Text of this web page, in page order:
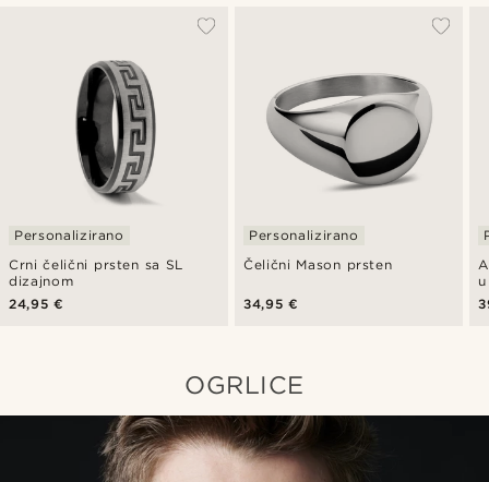
Crni čelični prsten sa SL
dizajnom
Personalizirano
24,95 €
Čelični Mason prsten
Personalizirano
34,95 €
OGRLICE